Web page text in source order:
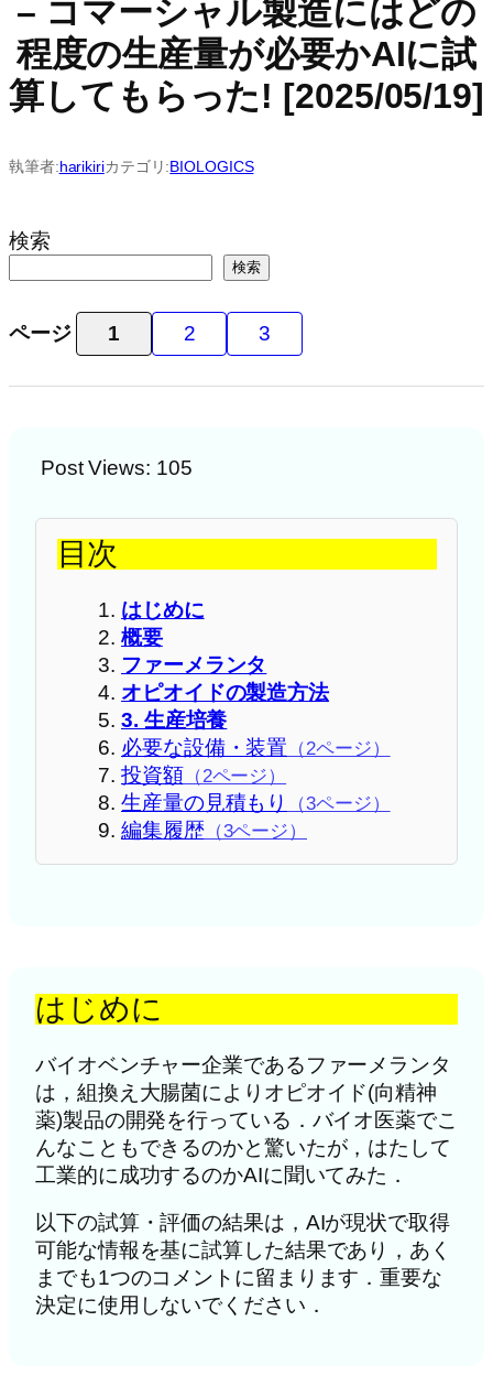
– コマーシャル製造にはどの
程度の生産量が必要かAIに試
算してもらった! [2025/05/19]
執筆者:harikiriカテゴリ:BIOLOGICS
検索
検索
ページ 1 2 3
Post Views: 105
目次
はじめに
概要
ファーメランタ
オピオイドの製造方法
3. 生産培養
必要な設備・装置 （2ページ）
投資額 （2ページ）
生産量の見積もり （3ページ）
編集履歴（3ページ）
はじめに
バイオベンチャー企業であるファーメランタ
は，組換え大腸菌によりオピオイド(向精神
薬)製品の開発を行っている．バイオ医薬でこ
んなこともできるのかと驚いたが，はたして
工業的に成功するのかAIに聞いてみた．
以下の試算・評価の結果は，AIが現状で取得
可能な情報を基に試算した結果であり，あく
までも1つのコメントに留まります．重要な
決定に使用しないでください．